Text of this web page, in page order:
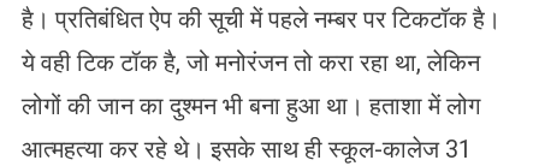
है। प्रतिबंधित ऐप की सूची में पहले नम्बर पर टिकटॉक है।
ये वही टिक टॉक है, जो मनोरंजन तो करा रहा था, लेकिन
लोगों की जान का दुश्मन भी बना हुआ था। हताशा में लोग
आत्महत्या कर रहे थे। इसके साथ ही स्कूल-कालेज 31